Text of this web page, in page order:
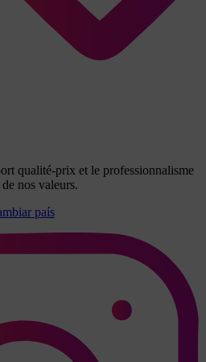
qualité-prix et le professionnalisme
nos valeurs.
país